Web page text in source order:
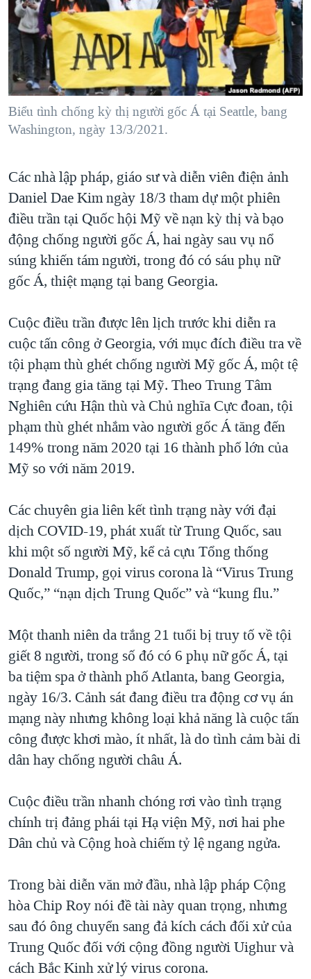
"Tìm"NGƯỜI VIỆT HẢI NGOẠI
ĐỜI SỐNG
KINH TẾ
KHOA HỌC
SỨC KHOẺ
VĂN HOÁ
TẠI
HÀNH TRÌNH BẦU CỬ 2024
MỘT NĂM CHIẾN TRANH TẠI DẢI GAZA
GIẢI MÃ VÀNH ĐAI & CON ĐƯỜNG
TRỊNH VĨNH BÌNH - NGƯỜI HẠ 'BÊN THẮNG CUỘC'
CHI PHÍ CHIẾN TRANH AFGHANISTAN
CÁC GIÁ TRỊ CỘNG HÒA Ở VIỆT NAM
THƯỢNG ĐỈNH TRUMP-KIM TẠI VIỆT NAM
TRỊNH VĨNH BÌNH VS. CHÍNH PHỦ VIỆT NAM
NGƯ DÂN VIỆT VÀ LÀN SÓNG TRỘM HẢI SÂM
QUAN HỆ VIỆT MỸ
VIDEO
NGHE
MẠNG XÃ HỘI
Ngôn ngữ khác
Biểu tình chống kỳ thị người gốc Á tại Seattle, bang
Washington, ngày 13/3/2021.
Các nhà lập pháp, giáo sư và diễn viên điện ảnh
Daniel Dae Kim ngày 18/3 tham dự một phiên
điều trần tại Quốc hội Mỹ về nạn kỳ thị và bạo
động chống người gốc Á, hai ngày sau vụ nổ
súng khiến tám người, trong đó có sáu phụ nữ
gốc Á, thiệt mạng tại bang Georgia.
Cuộc điều trần được lên lịch trước khi diễn ra
cuộc tấn công ở Georgia, với mục đích điều tra về
tội phạm thù ghét chống người Mỹ gốc Á, một tệ
trạng đang gia tăng tại Mỹ. Theo Trung Tâm
Nghiên cứu Hận thù và Chủ nghĩa Cực đoan, tội
phạm thù ghét nhắm vào người gốc Á tăng đến
149% trong năm 2020 tại 16 thành phố lớn của
Mỹ so với năm 2019.
Các chuyên gia liên kết tình trạng này với đại
dịch COVID-19, phát xuất từ Trung Quốc, sau
khi một số người Mỹ, kể cả cựu Tổng thống
Donald Trump, gọi virus corona là “Virus Trung
Quốc,” “nạn dịch Trung Quốc” và “kung flu.”
Một thanh niên da trắng 21 tuổi bị truy tố về tội
giết 8 người, trong số đó có 6 phụ nữ gốc Á, tại
ba tiệm spa ở thành phố Atlanta, bang Georgia,
ngày 16/3. Cảnh sát đang điều tra động cơ vụ án
mạng này nhưng không loại khả năng là cuộc tấn
công được khơi mào, ít nhất, là do tình cảm bài di
dân hay chống người châu Á.
Cuộc điều trần nhanh chóng rơi vào tình trạng
chính trị đảng phái tại Hạ viện Mỹ, nơi hai phe
Dân chủ và Cộng hoà chiếm tỷ lệ ngang ngửa.
Trong bài diễn văn mở đầu, nhà lập pháp Cộng
hòa Chip Roy nói đề tài này quan trọng, nhưng
sau đó ông chuyển sang đả kích cách đối xử của
Trung Quốc đối với cộng đồng người Uighur và
cách Bắc Kinh xử lý virus corona.